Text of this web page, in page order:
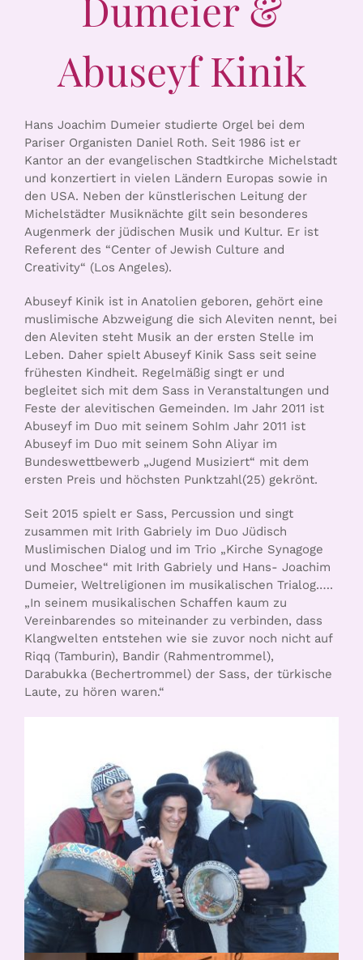
Abuseyf Kinik
Hans Joachim Dumeier studierte Orgel bei dem
Pariser Organisten Daniel Roth. Seit 1986 ist er
Kantor an der evangelischen Stadtkirche Michelstadt
und konzertiert in vielen Ländern Europas sowie in
den USA. Neben der künstlerischen Leitung der
Michelstädter Musiknächte gilt sein besonderes
Augenmerk der jüdischen Musik und Kultur. Er ist
Referent des “Center of Jewish Culture and
Creativity“ (Los Angeles).
Abuseyf Kinik ist in Anatolien geboren, gehört eine
muslimische Abzweigung die sich Aleviten nennt, bei
den Aleviten steht Musik an der ersten Stelle im
Leben. Daher spielt Abuseyf Kinik Sass seit seine
frühesten Kindheit. Regelmäßig singt er und
begleitet sich mit dem Sass in Veranstaltungen und
Feste der alevitischen Gemeinden. Im Jahr 2011 ist
Abuseyf im Duo mit seinem SohIm Jahr 2011 ist
Abuseyf im Duo mit seinem Sohn Aliyar im
Bundeswettbewerb „Jugend Musiziert“ mit dem
ersten Preis und höchsten Punktzahl(25) gekrönt.
Seit 2015 spielt er Sass, Percussion und singt
zusammen mit Irith Gabriely im Duo Jüdisch
Muslimischen Dialog und im Trio „Kirche Synagoge
und Moschee“ mit Irith Gabriely und Hans- Joachim
Dumeier, Weltreligionen im musikalischen Trialog.….
„In seinem musikalischen Schaffen kaum zu
Vereinbarendes so miteinander zu verbinden, dass
Klangwelten entstehen wie sie zuvor noch nicht auf
Riqq (Tamburin), Bandir (Rahmentrommel),
Darabukka (Bechertrommel) der Sass, der türkische
Laute, zu hören waren.“